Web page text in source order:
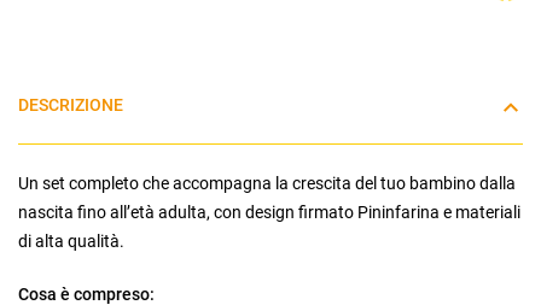
DESCRIZIONE
Un set completo che accompagna la crescita del tuo bambino dalla
nascita fino all’età adulta, con design firmato Pininfarina e materiali
di alta qualità.
Cosa è compreso: